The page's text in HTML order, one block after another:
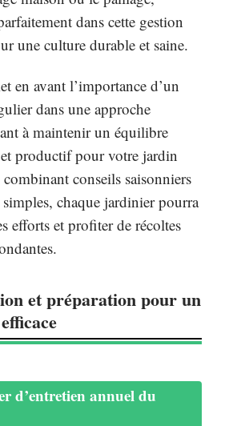
dans cette gestion
une culture durable et saine.
en avant l’importance d’un
dans une approche
à maintenir un équilibre
productif pour votre jardin
conseils saisonniers
chaque jardinier pourra
efforts et profiter de récoltes
et préparation pour un
d’entretien annuel du